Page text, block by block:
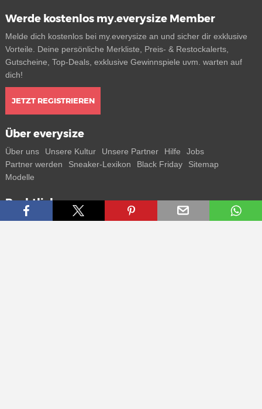
Werde kostenlos my.everysize Member
Melde dich kostenlos bei my.everysize an und sicher dir exklusive
Vorteile. Deine persönliche Merkliste, Preis- & Restockalerts,
Gutscheine, Top-Deals, exklusive Gewinnspiele uvm. warten auf
dich!
JETZT REGISTRIEREN
Über everysize
Über uns Unsere Kultur Unsere Partner Hilfe
Jobs
Partner werden
Sneaker-Lexikon Black Friday
Sitemap
Modelle
Rechtliches
AGB Datenschutz Impressum Kontakt